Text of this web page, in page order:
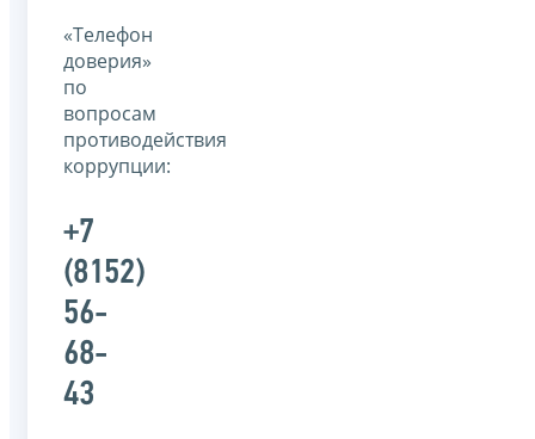
«Телефон
доверия»
по
вопросам
противодействия
коррупции:
+7
(8152)
56-
68-
43